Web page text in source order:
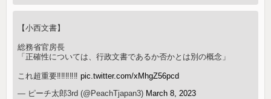
【小西文書】
総務省官房長
「正確性については、行政文書であるか否かとは別の概念」
これ超重要‼️‼️‼️‼️‼️pic.twitter.com/xMhgZ56pcd
— ピーチ太郎3rd (@PeachTjapan3) March 8, 2023